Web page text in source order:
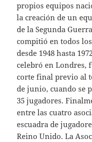
propios equipos
la creación de un
de la Segunda
compitió en todos
desde 1948 hasta
celebró en Londres,
corte final previo al
de junio, cuando se
35 jugadores.
entre las cuatro
escuadra de
Reino Unido. La